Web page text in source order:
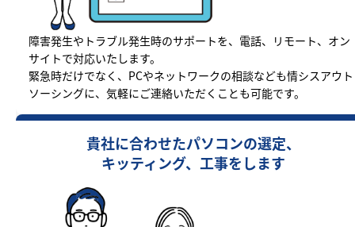
障害発生やトラブル発生時のサポートを、電話、リモート、オン
サイトで対応いたします。
緊急時だけでなく、PCやネットワークの相談なども情シスアウト
ソーシングに、気軽にご連絡いただくことも可能です。
貴社に合わせたパソコンの選定、
キッティング、工事をします